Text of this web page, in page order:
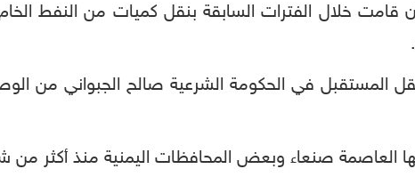
خلال الفترات السابقة بنقل كميات من النفط الخام
المستقبل في الحكومة الشرعية صالح الجبواني من
العاصمة صنعاء وبعض المحافظات اليمنية منذ أكثر من